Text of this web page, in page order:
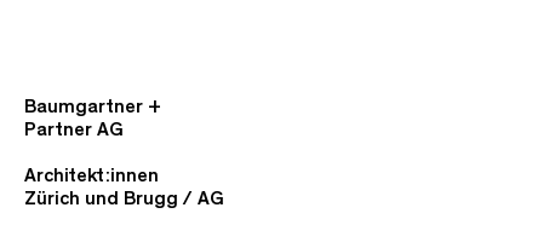
Baumgartner +
Partner AG
Architekt:innen
Zürich und Brugg / AG